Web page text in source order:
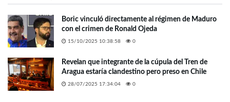
Boric vinculó directamente al régimen de Maduro
con el crimen de Ronald Ojeda
15/10/2025 10:38:58 0
Revelan que integrante de la cúpula del Tren de
Aragua estaría clandestino pero preso en Chile
28/07/2025 17:34:04 0